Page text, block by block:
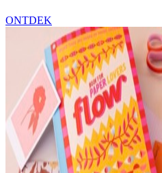
ONTDEK